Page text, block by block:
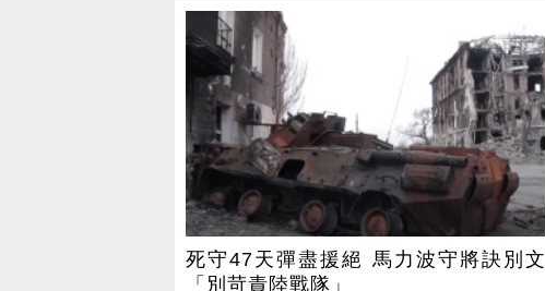
死守47天彈盡援絕 馬力波守將訣別文
「別苛責陸戰隊」